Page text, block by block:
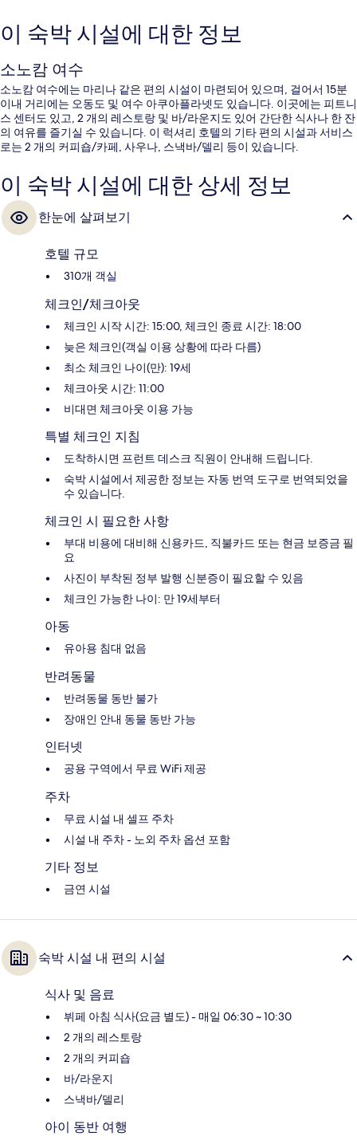
이 숙박 시설에 대한 정보
소노캄 여수
소노캄 여수에는 마리나 같은 편의 시설이 마련되어 있으며, 걸어서 15분
이내 거리에는 오동도 및 여수 아쿠아플라넷도 있습니다. 이곳에는 피트니
스 센터도 있고, 2 개의 레스토랑 및 바/라운지도 있어 간단한 식사나 한 잔
의 여유를 즐기실 수 있습니다. 이 럭셔리 호텔의 기타 편의 시설과 서비스
로는 2 개의 커피숍/카페, 사우나, 스낵바/델리 등이 있습니다.
이 숙박 시설에 대한 상세 정보
한눈에 살펴보기
호텔 규모
310개 객실
체크인/체크아웃
체크인 시작 시간: 15:00, 체크인 종료 시간: 18:00
늦은 체크인(객실 이용 상황에 따라 다름)
최소 체크인 나이(만): 19세
체크아웃 시간: 11:00
비대면 체크아웃 이용 가능
특별 체크인 지침
도착하시면 프런트 데스크 직원이 안내해 드립니다.
숙박 시설에서 제공한 정보는 자동 번역 도구로 번역되었을
수 있습니다.
체크인 시 필요한 사항
부대 비용에 대비해 신용카드, 직불카드 또는 현금 보증금 필
요
사진이 부착된 정부 발행 신분증이 필요할 수 있음
체크인 가능한 나이: 만 19세부터
아동
유아용 침대 없음
반려동물
반려동물 동반 불가
장애인 안내 동물 동반 가능
인터넷
공용 구역에서 무료 WiFi 제공
주차
무료 시설 내 셀프 주차
시설 내 주차 - 노외 주차 옵션 포함
기타 정보
금연 시설
숙박 시설 내 편의 시설
식사 및 음료
뷔페 아침 식사(요금 별도) - 매일 06:30 ~ 10:30
2 개의 레스토랑
2 개의 커피숍
바/라운지
스낵바/델리
아이 동반 여행